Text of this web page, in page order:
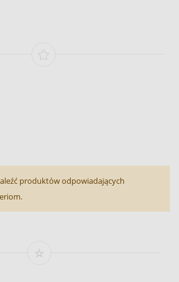
produktów odpowiadających